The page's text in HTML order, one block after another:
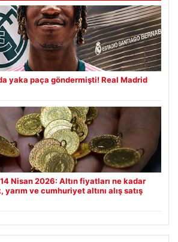
yaka paça göndermişti! Real Madrid
Nisan 2026: Altın fiyatları ne kadar
ve cumhuriyet altını alış satış